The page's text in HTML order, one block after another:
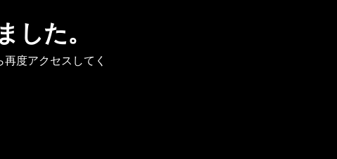
た。
度アクセスしてく